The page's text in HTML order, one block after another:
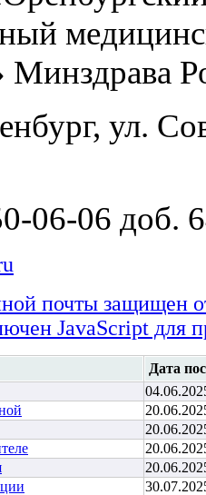
Минздрава
ул.
06-06 доб.
почты защищен
JavaScript для
Дата